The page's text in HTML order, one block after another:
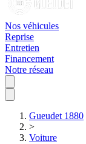
Nos véhicules
Reprise
Entretien
Financement
Notre réseau
Gueudet 1880
>
Voiture